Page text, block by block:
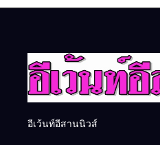
อีเว้นท์อีสานนิวส์